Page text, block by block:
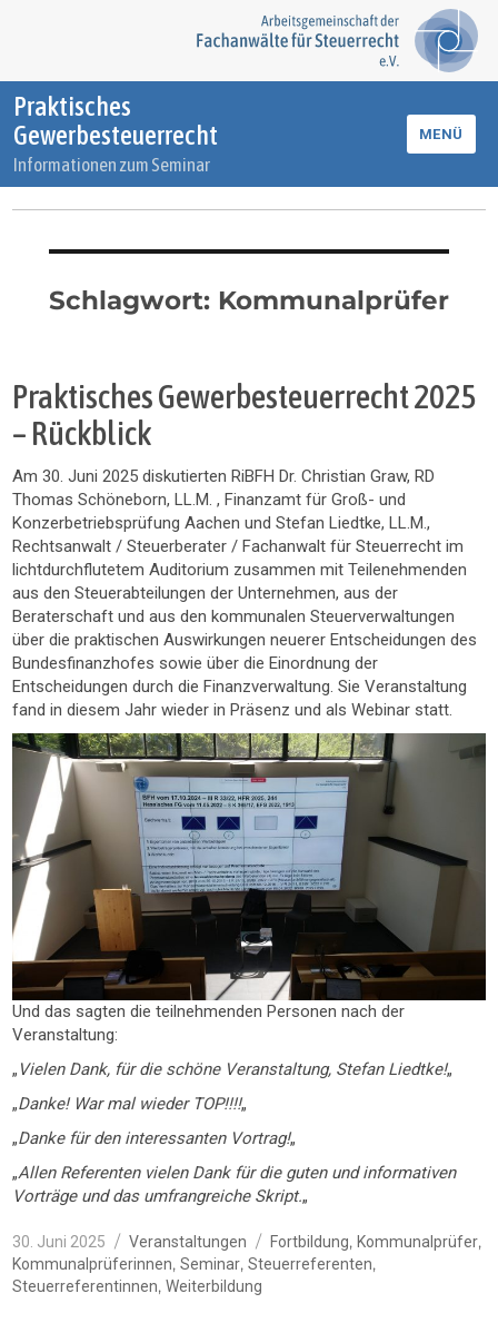
Praktisches
Gewerbesteuerrecht
Informationen zum Seminar
MENÜ
Schlagwort: Kommunalprüfer
Praktisches Gewerbesteuerrecht 2025
– Rückblick
Am 30. Juni 2025 diskutierten RiBFH Dr. Christian Graw, RD
Thomas Schöneborn, LL.M. , Finanzamt für Groß- und
Konzerbetriebsprüfung Aachen und Stefan Liedtke, LL.M.,
Rechtsanwalt / Steuerberater / Fachanwalt für Steuerrecht im
lichtdurchflutetem Auditorium zusammen mit Teilenehmenden
aus den Steuerabteilungen der Unternehmen, aus der
Beraterschaft und aus den kommunalen Steuerverwaltungen
über die praktischen Auswirkungen neuerer Entscheidungen des
Bundesfinanzhofes sowie über die Einordnung der
Entscheidungen durch die Finanzverwaltung. Sie Veranstaltung
fand in diesem Jahr wieder in Präsenz und als Webinar statt.
Und das sagten die teilnehmenden Personen nach der
Veranstaltung:
„ Vielen Dank, für die schöne Veranstaltung, Stefan Liedtke!„
„Danke! War mal wieder TOP!!!!„
„Danke für den interessanten Vortrag!„
„Allen Referenten vielen Dank für die guten und informativen
Vorträge und das umfrangreiche Skript.„
Veröffentlicht
am
30. Juni 2025 Kategorien
Veranstaltungen Schlagwörter
Fortbildung,Kommunalprüfer,
Kommunalprüferinnen,Seminar,Steuerreferenten,
Steuerreferentinnen,Weiterbildung